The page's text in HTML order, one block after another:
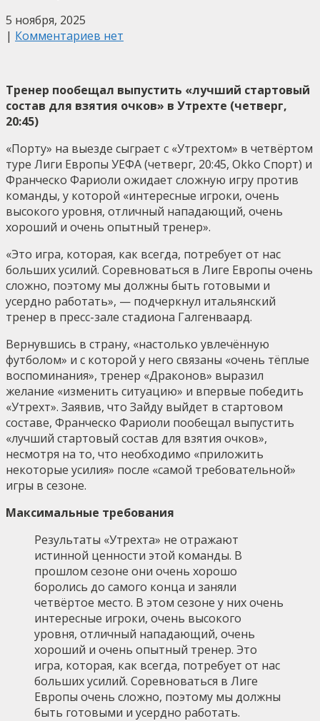
5 ноября, 2025
| Комментариев нет
Тренер пообещал выпустить «лучший стартовый
состав для взятия очков» в Утрехте (четверг,
20:45)
«Порту» на выезде сыграет с «Утрехтом» в четвёртом
туре Лиги Европы УЕФА (четверг, 20:45, Okko Спорт) и
Франческо Фариоли ожидает сложную игру против
команды, у которой «интересные игроки, очень
высокого уровня, отличный нападающий, очень
хороший и очень опытный тренер».
«Это игра, которая, как всегда, потребует от нас
больших усилий. Соревноваться в Лиге Европы очень
сложно, поэтому мы должны быть готовыми и
усердно работать», — подчеркнул итальянский
тренер в пресс-зале стадиона Галгенваард.
Вернувшись в страну, «настолько увлечённую
футболом» и с которой у него связаны «очень тёплые
воспоминания», тренер «Драконов» выразил
желание «изменить ситуацию» и впервые победить
«Утрехт». Заявив, что Зайду выйдет в стартовом
составе, Франческо Фариоли пообещал выпустить
«лучший стартовый состав для взятия очков»,
несмотря на то, что необходимо «приложить
некоторые усилия» после «самой требовательной»
игры в сезоне.
Максимальные требования
Результаты «Утрехта» не отражают
истинной ценности этой команды. В
прошлом сезоне они очень хорошо
боролись до самого конца и заняли
четвёртое место. В этом сезоне у них очень
интересные игроки, очень высокого
уровня, отличный нападающий, очень
хороший и очень опытный тренер. Это
игра, которая, как всегда, потребует от нас
больших усилий. Соревноваться в Лиге
Европы очень сложно, поэтому мы должны
быть готовыми и усердно работать.